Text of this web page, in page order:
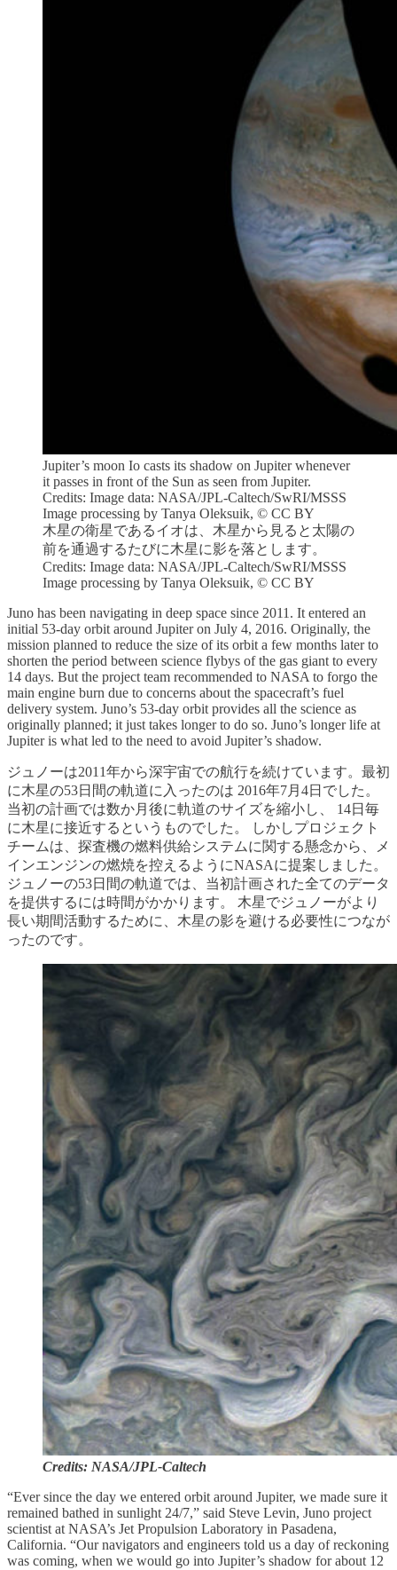
Jupiter’s moon Io casts its shadow on Jupiter whenever
it passes in front of the Sun as seen from Jupiter.
Credits: Image data: NASA/JPL-Caltech/SwRI/MSSS
Image processing by Tanya Oleksuik, © CC BY
木星の衛星であるイオは、木星から見ると太陽の
前を通過するたびに木星に影を落とします。
Credits: Image data: NASA/JPL-Caltech/SwRI/MSSS
Image processing by Tanya Oleksuik, © CC BY
Juno has been navigating in deep space since 2011. It entered an
initial 53-day orbit around Jupiter on July 4, 2016. Originally, the
mission planned to reduce the size of its orbit a few months later to
shorten the period between science flybys of the gas giant to every
14 days. But the project team recommended to NASA to forgo the
main engine burn due to concerns about the spacecraft’s fuel
delivery system. Juno’s 53-day orbit provides all the science as
originally planned; it just takes longer to do so. Juno’s longer life at
Jupiter is what led to the need to avoid Jupiter’s shadow.
ジュノーは2011年から深宇宙での航行を続けています。最初
に木星の53日間の軌道に入ったのは 2016年7月4日でした。
当初の計画では数か月後に軌道のサイズを縮小し、 14日毎
に木星に接近するというものでした。 しかしプロジェクト
チームは、探査機の燃料供給システムに関する懸念から、メ
インエンジンの燃焼を控えるようにNASAに提案しました。
ジュノーの53日間の軌道では、当初計画された全てのデータ
を提供するには時間がかかります。 木星でジュノーがより
長い期間活動するために、木星の影を避ける必要性につなが
ったのです。
Credits: NASA/JPL-Caltech
“Ever since the day we entered orbit around Jupiter, we made sure it
remained bathed in sunlight 24/7,” said Steve Levin, Juno project
scientist at NASA’s Jet Propulsion Laboratory in Pasadena,
California. “Our navigators and engineers told us a day of reckoning
was coming, when we would go into Jupiter’s shadow for about 12